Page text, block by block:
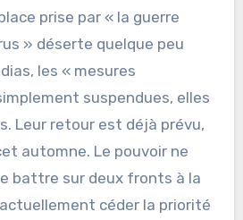
prise par « la guerre
» déserte quelque peu
les « mesures
suspendues, elles
Leur retour est déjà prévu,
automne. Le pouvoir ne
battre sur deux fronts à la
céder la priorité